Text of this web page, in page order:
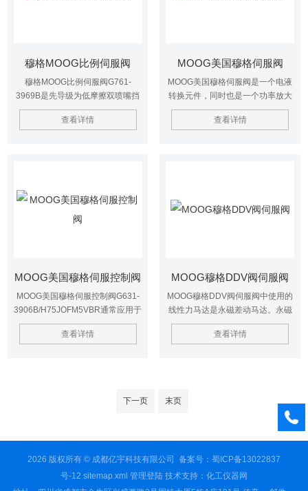
穆格MOOG比例伺服阀
穆格MOOG比例伺服阀G761-
3969B是先导级为低摩擦双喷嘴挡
板阀；第五个油口可供单独控制；
采用干式力矩马达和两级液压放大
固，使用寿命长，动态响应性能
高，密封材料为氟橡胶。
查看详情
MOOG美国穆格伺服阀
MOOG美国穆格伺服阀是一个电液
转换元件，同时也是一个功率放大
元件，可以把小功率的电子输入信
号转换成大功率液压能(流量和压
查看详情
MOOG美国穆格伺服控制阀
MOOG美国穆格伺服控制阀G631-
3906B/H75JOFM5VBR通常应用于
精密场合的精密控制设备，而比例
阀主要用于满足基本控制应用的需
5598）。因而，通常伺服阀阀芯在
查看详情
MOOG穆格DDV阀伺服阀
MOOG穆格DDV阀伺服阀中使用的
线性力马达是永磁差动马达。永磁
体可以提供磁场所需的一些磁力，
因此这种类型的力矩马达比比例电
比。在输出电流的过程中必须克服
一些由开关叶片和高刚性定心弹簧
引起的外力。在阀芯复位过程中，
回零位，使阀芯不易受油污染。
查看详情
下一页 末页
2026 版权所有 © 成都亿宇科技有限公司 备案号：蜀ICP备13022837
号-12 sitemap.xml 管理登陆技术支持： 化工仪器网